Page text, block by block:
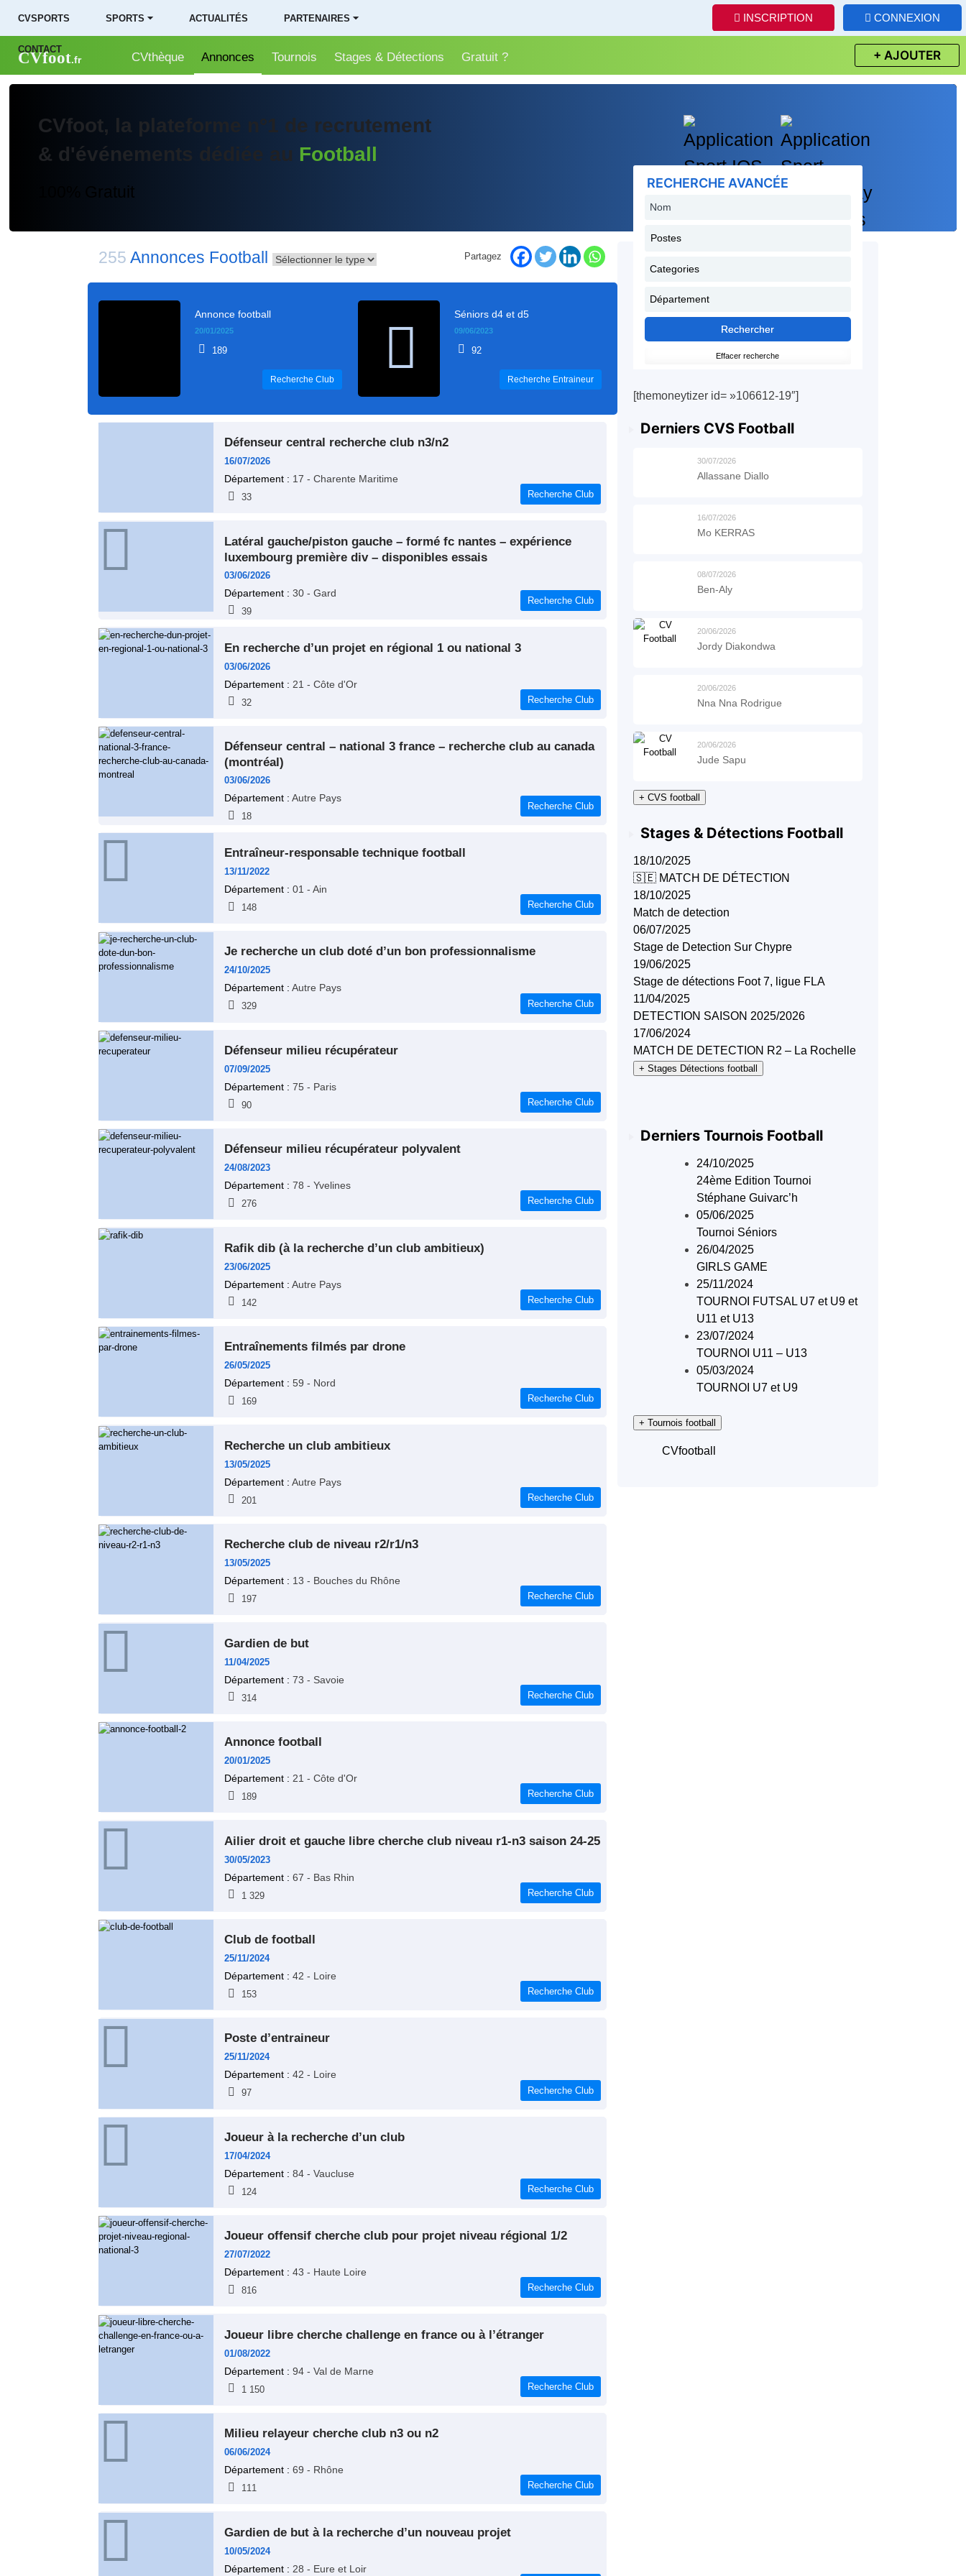
CVSPORTS SPORTS ⏷ ACTUALITÉS PARTENAIRES ⏷
CONTACT
INSCRIPTION CONNEXION
CVfoot.fr CVthèque Annonces Tournois Stages & Détections Gratuit ? + AJOUTER
CVfoot, la plateforme n°1 de recrutement
& d'événements dédiée au Football
100% Gratuit RECHERCHE AVANCÉE
Postes
Categories
[themoneytizer id= »106612-19″]
Derniers CVS Football
30/07/2026
Allassane Diallo
16/07/2026
Mo KERRAS
08/07/2026
Ben-Aly
20/06/2026
Jordy Diakondwa
20/06/2026
Nna Nna Rodrigue
20/06/2026
Jude Sapu
+ CVS football
Stages & Détections Football
18/10/2025
🇸🇪 MATCH DE DÉTECTION
18/10/2025
Match de detection
06/07/2025
Stage de Detection Sur Chypre
19/06/2025
Stage de détections Foot 7, ligue FLA
11/04/2025
DETECTION SAISON 2025/2026
17/06/2024
MATCH DE DETECTION R2 – La Rochelle
+ Stages Détections football
Derniers Tournois Football
24/10/2025
24ème Edition Tournoi
Stéphane Guivarc’h
05/06/2025
Tournoi Séniors
26/04/2025
GIRLS GAME
25/11/2024
TOURNOI FUTSAL U7 et U9 et
U11 et U13
23/07/2024
TOURNOI U11 – U13
05/03/2024
TOURNOI U7 et U9
+ Tournois football
CVfootball
255 Annonces Football Partagez
annonce football
20/01/2025
189
Recherche Club
séniors d4 et d5
09/06/2023
92
Recherche Entraineur
défenseur central recherche club n3/n2
16/07/2026
Département : 17 - Charente Maritime
33 Recherche Club
latéral gauche/piston gauche – formé fc nantes – expérience
luxembourg première div – disponibles essais
03/06/2026
Département : 30 - Gard
39
Recherche Club
en recherche d’un projet en régional 1 ou national 3
03/06/2026
Département : 21 - Côte d'Or
32 Recherche Club
défenseur central – national 3 france – recherche club au canada
(montréal)
03/06/2026
Département : Autre Pays
18
Recherche Club
entraîneur-responsable technique football
13/11/2022
Département : 01 - Ain
148 Recherche Club
je recherche un club doté d’un bon professionnalisme
24/10/2025
Département : Autre Pays
329 Recherche Club
défenseur milieu récupérateur
07/09/2025
Département : 75 - Paris
90 Recherche Club
défenseur milieu récupérateur polyvalent
24/08/2023
Département : 78 - Yvelines
276 Recherche Club
rafik dib (à la recherche d’un club ambitieux)
23/06/2025
Département : Autre Pays
142 Recherche Club
entraînements filmés par drone
26/05/2025
Département : 59 - Nord
169 Recherche Club
recherche un club ambitieux
13/05/2025
Département : Autre Pays
201 Recherche Club
recherche club de niveau r2/r1/n3
13/05/2025
Département : 13 - Bouches du Rhône
197 Recherche Club
gardien de but
11/04/2025
Département : 73 - Savoie
314 Recherche Club
annonce football
20/01/2025
Département : 21 - Côte d'Or
189 Recherche Club
ailier droit et gauche libre cherche club niveau r1-n3 saison 24-25
30/05/2023
Département : 67 - Bas Rhin
1 329 Recherche Club
club de football
25/11/2024
Département : 42 - Loire
153 Recherche Club
poste d’entraineur
25/11/2024
Département : 42 - Loire
97 Recherche Club
joueur à la recherche d’un club
17/04/2024
Département : 84 - Vaucluse
124 Recherche Club
joueur offensif cherche club pour projet niveau régional 1/2
27/07/2022
Département : 43 - Haute Loire
816 Recherche Club
joueur libre cherche challenge en france ou à l’étranger
01/08/2022
Département : 94 - Val de Marne
1 150 Recherche Club
milieu relayeur cherche club n3 ou n2
06/06/2024
Département : 69 - Rhône
111 Recherche Club
gardien de but à la recherche d’un nouveau projet
10/05/2024
Département : 28 - Eure et Loir